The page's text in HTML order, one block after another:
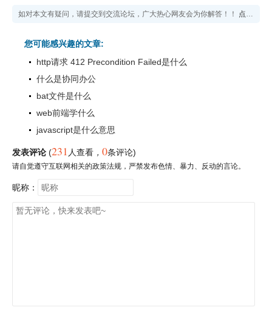
如对本文有疑问，请提交到交流论坛，广大热心网友会为你解答！！ 点击进入论坛
您可能感兴趣的文章:
http请求 412 Precondition Failed是什么
什么是协同办公
bat文件是什么
web前端学什么
javascript是什么意思
发表评论 (231 人查看 ， 0条评论)
请自觉遵守互联网相关的政策法规，严禁发布色情、暴力、反动的言论。
昵称：